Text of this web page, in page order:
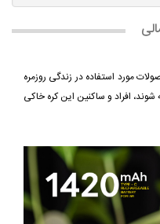
مورد استفاده در زندگی روزمره
افراد و ساکنین این کره خاکی